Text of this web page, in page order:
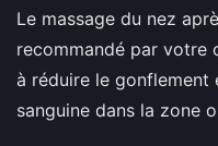
Le massage du nez
recommandé par votre
à réduire le
sanguine dans la zone